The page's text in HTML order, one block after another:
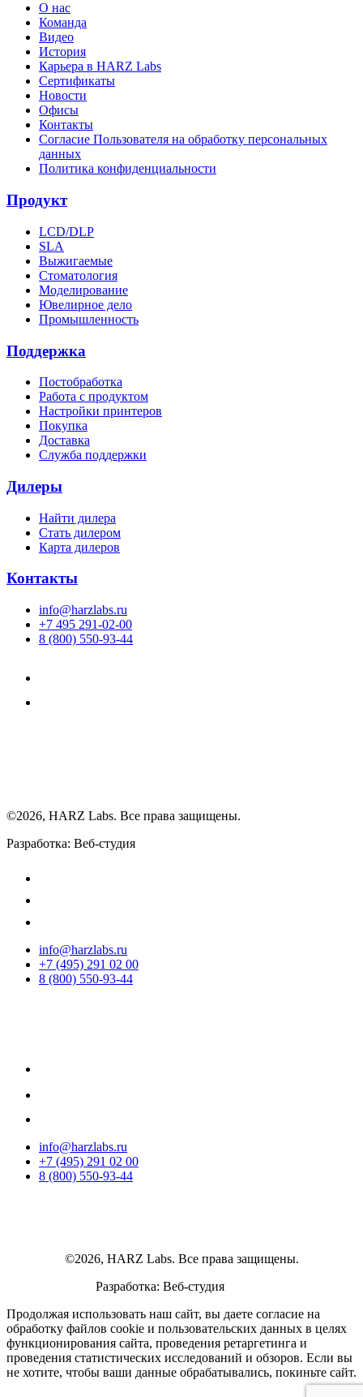
О нас
Команда
Видео
История
Карьера в HARZ Labs
Сертификаты
Новости
Офисы
Контакты
Согласие Пользователя на обработку персональных
данных
Политика конфиденциальности
Продукт
LCD/DLP
SLA
Выжигаемые
Стоматология
Моделирование
Ювелирное дело
Промышленность
Поддержка
Постобработка
Работа с продуктом
Настройки принтеров
Покупка
Доставка
Служба поддержки
Дилеры
Найти дилера
Cтать дилером
Карта дилеров
Контакты
info@harzlabs.ru
+7 495 291-02-00
8 (800) 550-93-44
©2026, HARZ Labs. Все права защищены.
Разработка: Веб-студия
info@harzlabs.ru
+7 (495) 291 02 00
8 (800) 550-93-44
info@harzlabs.ru
+7 (495) 291 02 00
8 (800) 550-93-44
©2026, HARZ Labs. Все права защищены.
Разработка: Веб-студия
Продолжая использовать наш сайт, вы даете согласие на
обработку файлов cookie и пользовательских данных в целях
функционирования сайта, проведения ретаргетинга и
проведения статистических исследований и обзоров. Если вы
не хотите, чтобы ваши данные обрабатывались, покиньте сайт.